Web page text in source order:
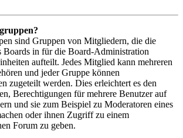
sind Gruppen von Mitgliedern, die die
Boards in für die Board-Administration
aufteilt. Jedes Mitglied kann mehreren
und jeder Gruppe können
zugeteilt werden. Dies erleichtert es den
Berechtigungen für mehrere Benutzer auf
und sie zum Beispiel zu Moderatoren eines
oder ihnen Zugriff zu einem
Forum zu geben.